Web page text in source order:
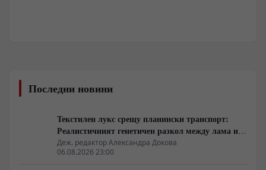
Последни новини
Текстилен лукс срещу планински транспорт:
Реалистичният генетичен разкол между лама и
алпака
Деж. редактор Александра Докова
06.08.2026 23:00